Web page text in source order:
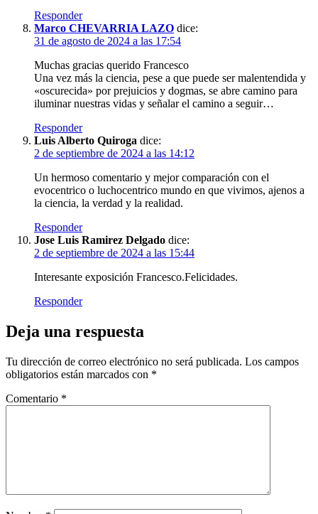
Responder
Marco CHEVARRIA LAZO dice:
31 de agosto de 2024 a las 17:54
Muchas gracias querido Francesco
Una vez más la ciencia, pese a que puede ser malentendida y
«oscurecida» por prejuicios y dogmas, se abre camino para
iluminar nuestras vidas y señalar el camino a seguir…
Responder
Luis Alberto Quiroga dice:
2 de septiembre de 2024 a las 14:12
Un hermoso comentario y mejor comparación con el
evocentrico o luchocentrico mundo en que vivimos, ajenos a
la ciencia, la verdad y la realidad.
Responder
Jose Luis Ramirez Delgado dice:
2 de septiembre de 2024 a las 15:44
Interesante exposición Francesco.Felicidades.
Responder
Deja una respuesta
Tu dirección de correo electrónico no será publicada. Los campos
obligatorios están marcados con *
Comentario *